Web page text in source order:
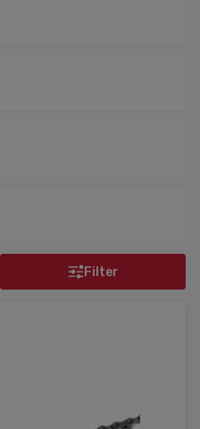
Filter